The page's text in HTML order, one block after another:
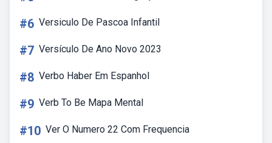
#6 Versiculo De Pascoa Infantil
#7 Versículo De Ano Novo 2023
#8 Verbo Haber Em Espanhol
#9 Verb To Be Mapa Mental
#10 Ver O Numero 22 Com Frequencia